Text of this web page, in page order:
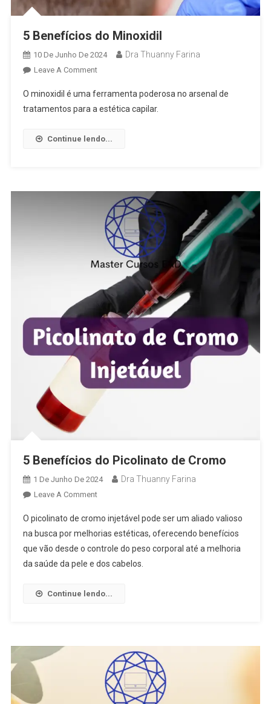
5 Benefícios do Minoxidil
10 De Junho De 2024 Dra Thuanny Farina
Leave A Comment
O minoxidil é uma ferramenta poderosa no arsenal de
tratamentos para a estética capilar.
Continue lendo...
5 Benefícios do Picolinato de Cromo
1 De Junho De 2024 Dra Thuanny Farina
Leave A Comment
O picolinato de cromo injetável pode ser um aliado valioso
na busca por melhorias estéticas, oferecendo benefícios
que vão desde o controle do peso corporal até a melhoria
da saúde da pele e dos cabelos.
Continue lendo...